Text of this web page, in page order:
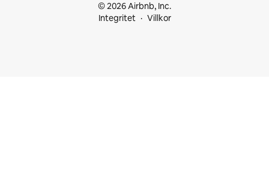
© 2026 Airbnb, Inc.
Integritet
Villkor